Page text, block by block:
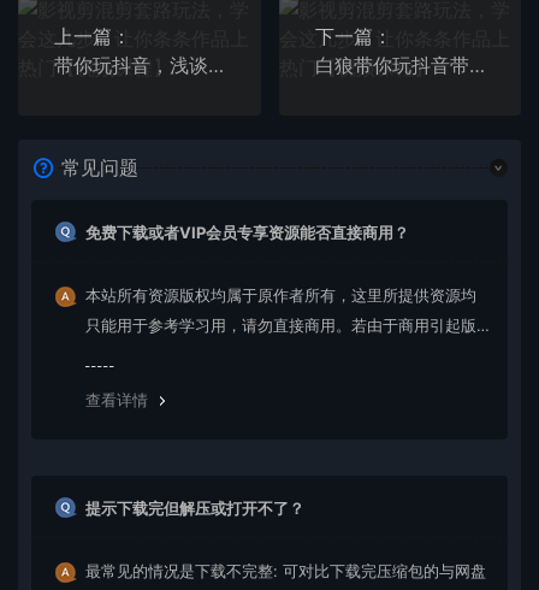
上一篇：
带你玩抖音，浅谈道具搬运以及青少年模式搬运【视频课程】
下一篇：
白狼带你玩抖音带货之红绳手串带货【视频课程】
常见问题
免费下载或者VIP会员专享资源能否直接商用？
本站所有资源版权均属于原作者所有，这里所提供资源均
只能用于参考学习用，请勿直接商用。若由于商用引起版
查看详情
提示下载完但解压或打开不了？
最常见的情况是下载不完整: 可对比下载完压缩包的与网盘